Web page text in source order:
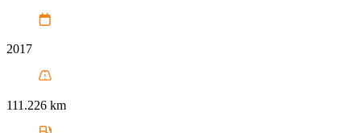
2017
111.226 km